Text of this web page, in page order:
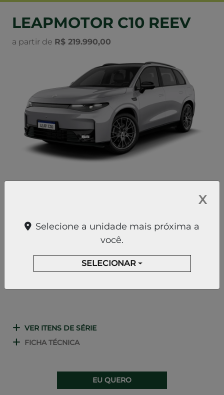
LEAPMOTOR C10 REEV
a partir de R$ 219.990,00
BATERIA - KWH
28,4
POTêNCIA (CV)
215
VER ITENS DE SÉRIE
FICHA TÉCNICA
EU QUERO
X
Selecione a unidade mais próxima a
você.
SELECIONAR